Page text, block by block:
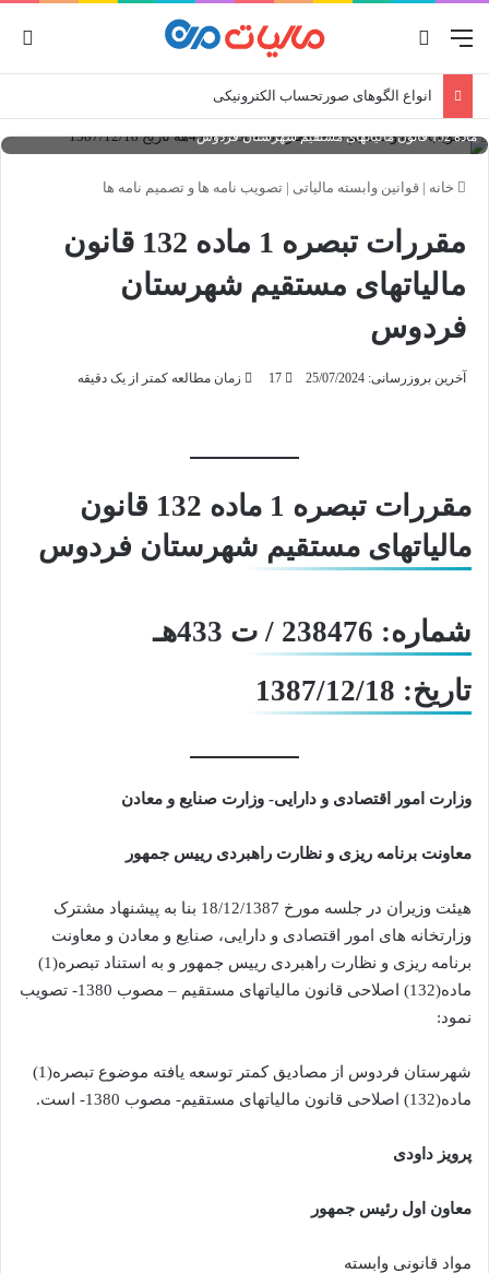
منو
انواع الگوهای صورتحساب الکترونیکی
ماده 132 قانون مالیاتهای مستقیم شهرستان فردوس
خانه | قوانین وابسته مالیاتی | تصویب نامه ها و تصمیم نامه ها
مقررات تبصره 1 ماده 132 قانون
مالیاتهای مستقیم شهرستان
فردوس
آخرین بروزرسانی: 25/07/2024 17 زمان مطالعه کمتر از یک دقیقه
مقررات تبصره ماده
132 قانون
مالیاتهای مستقیم شهرستان فردوس
شماره: 238476 / ت 433هـ
تاریخ: 1387/12/18
وزارت امور اقتصادی و دارایی- وزارت صنایع و معادن
معاونت برنامه ریزی و نظارت راهبردی رییس جمهور
هیئت وزیران در جلسه مورخ 18/12/1387 بنا به پیشنهاد مشترک
وزارتخانه های امور اقتصادی و دارایی، صنایع و معادن و معاونت
برنامه ریزی و نظارت راهبردی رییس جمهور و به استناد تبصره(1)
ماده(132) اصلاحی قانون مالیاتهای مستقیم – مصوب 1380- تصویب
نمود:
شهرستان فردوس از مصادیق کمتر توسعه یافته موضوع تبصره(1)
ماده(132) اصلاحی قانون مالیاتهای مستقیم- مصوب 1380- است.
پرویز داودی
معاون اول رئیس جمهور
مواد قانونی وابسته